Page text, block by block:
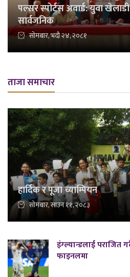
पल्सर स्पोर्टस अवार्ड: युवा
सार्वजनिक
सोमबार, भदौ २४, २०८१
ताजा समाचार
हार्दिक र पूजा च्याम्पियन
सोमबार, साउन ११, २०८३
इंग्ल्यान्डलाई पराजित
फाइनलमा